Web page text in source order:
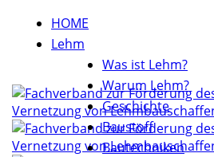
HOME
Lehm
Was ist Lehm?
Warum Lehm?
Geschichte
Baustoff
Bautechniken